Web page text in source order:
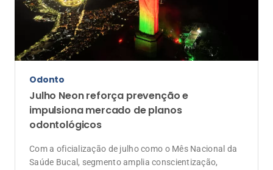
Odonto
Julho Neon reforça prevenção e
impulsiona mercado de planos
odontológicos
Com a oficialização de julho como o Mês Nacional da
Saúde Bucal, segmento amplia conscientização,